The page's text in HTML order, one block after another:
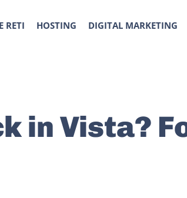
RETI HOSTING DIGITAL MARKETING
in Vista?